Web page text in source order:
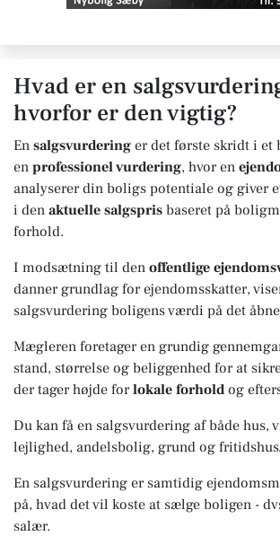
Hvad er en
hvorfor er den vigtig?
En salgsvurdering er det første skridt i et
en professionel vurdering, hvor en
analyserer din boligs potentiale og giver
i den aktuelle salgspris baseret på
forhold.
I modsætning til den offentlige
danner grundlag for ejendomsskatter,
salgsvurdering boligens værdi på det
Mægleren foretager en grundig
stand, størrelse og beliggenhed for at
der tager højde forlokale forhold og
Du kan få en salgsvurdering af både hus,
lejlighed, andelsbolig, grund og
En salgsvurdering er samtidig
på, hvad det vil koste at sælge boligen -
salær.